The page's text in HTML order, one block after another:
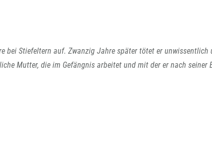
bei Stiefeltern auf. Zwanzig Jahre später tötet er unwissentlich
Mutter, die im Gefängnis arbeitet und mit der er nach seiner